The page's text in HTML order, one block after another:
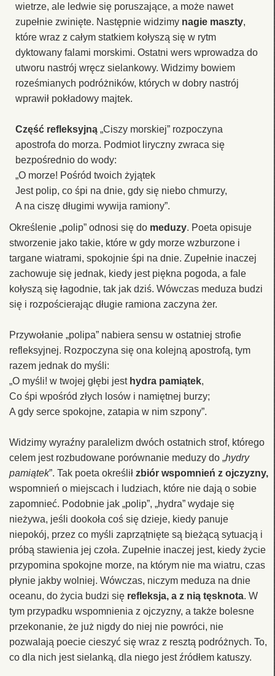
wietrze, ale ledwie się poruszające, a może nawet
zupełnie zwinięte. Następnie widzimy nagie maszty,
które wraz z całym statkiem kołyszą się w rytm
dyktowany falami morskimi. Ostatni wers wprowadza do
utworu nastrój wręcz sielankowy. Widzimy bowiem
roześmianych podróżników, których w dobry nastrój
wprawił pokładowy majtek.
Część refleksyjną „Ciszy morskiej” rozpoczyna
apostrofa do morza. Podmiot liryczny zwraca się
bezpośrednio do wody:
„O morze! Pośród twoich żyjątek
Jest polip, co śpi na dnie, gdy się niebo chmurzy,
A na ciszę długimi wywija ramiony”.
Określenie „polip” odnosi się do meduzy. Poeta opisuje
stworzenie jako takie, które w gdy morze wzburzone i
targane wiatrami, spokojnie śpi na dnie. Zupełnie inaczej
zachowuje się jednak, kiedy jest piękna pogoda, a fale
kołyszą się łagodnie, tak jak dziś. Wówczas meduza budzi
się i rozpościerając długie ramiona zaczyna żer.
Przywołanie „polipa” nabiera sensu w ostatniej strofie
refleksyjnej. Rozpoczyna się ona kolejną apostrofą, tym
razem jednak do myśli:
„O myśli! w twojej głębi jest hydra pamiątek,
Co śpi wpośród złych losów i namiętnej burzy;
A gdy serce spokojne, zatapia w nim szpony”.
Widzimy wyraźny paralelizm dwóch ostatnich strof, którego
celem jest rozbudowane porównanie meduzy do „hydry
pamiątek”. Tak poeta określił zbiór wspomnień z ojczyzny,
wspomnień o miejscach i ludziach, które nie dają o sobie
zapomnieć. Podobnie jak „polip”, „hydra” wydaje się
nieżywa, jeśli dookoła coś się dzieje, kiedy panuje
niepokój, przez co myśli zaprzątnięte są bieżącą sytuacją i
próbą stawienia jej czoła. Zupełnie inaczej jest, kiedy życie
przypomina spokojne morze, na którym nie ma wiatru, czas
płynie jakby wolniej. Wówczas, niczym meduza na dnie
oceanu, do życia budzi się refleksja, a z nią tęsknota. W
tym przypadku wspomnienia z ojczyzny, a także bolesne
przekonanie, że już nigdy do niej nie powróci, nie
pozwalają poecie cieszyć się wraz z resztą podróżnych. To,
co dla nich jest sielanką, dla niego jest źródłem katuszy.